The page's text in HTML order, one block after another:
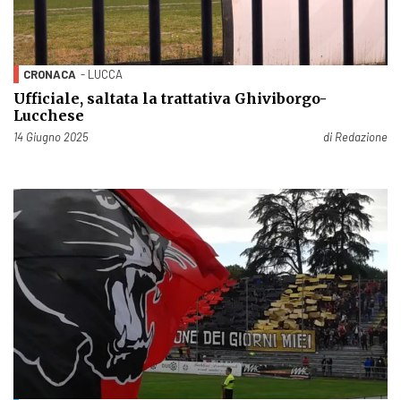
CRONACA - LUCCA
Ufficiale, saltata la trattativa Ghiviborgo-
Lucchese
Pubblicato il
14 Giugno 2025 di Redazione